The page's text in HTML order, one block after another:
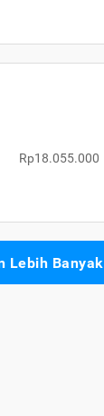
Rp18.055.000
Lebih Banyak